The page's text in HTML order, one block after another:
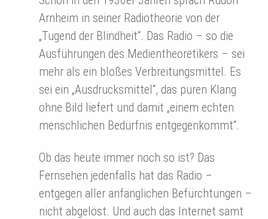
Arnheim in seiner Radiotheorie von der
„Tugend der Blindheit“. Das Radio – so die
Ausführungen des Medientheoretikers – sei
mehr als ein bloßes Verbreitungsmittel. Es
sei ein „Ausdrucksmittel“, das puren Klang
ohne Bild liefert und damit „einem echten
menschlichen Bedürfnis entgegenkommt“.
Ob das heute immer noch so ist? Das
Fernsehen jedenfalls hat das Radio –
entgegen aller anfänglichen Befürchtungen –
nicht abgelöst. Und auch das Internet samt